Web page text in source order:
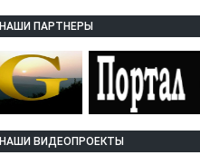
НАШИ ПАРТНЕРЫ
НАШИ ВИДЕОПРОЕКТЫ